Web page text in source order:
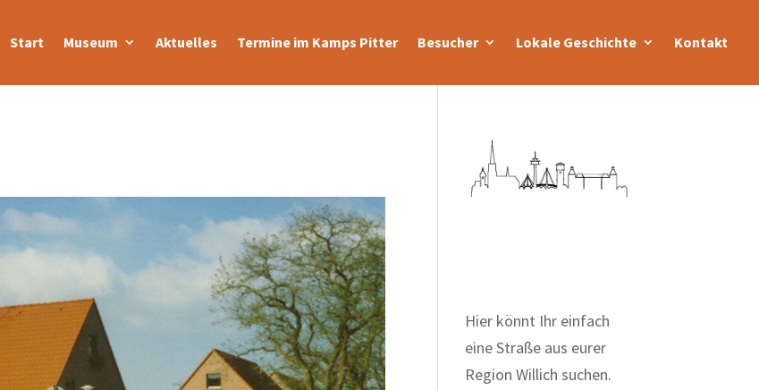
Start Museum Aktuelles Termine im Kamps Pitter Besucher Lokale Geschichte Kontakt
Hier könnt Ihr einfach
eine Straße aus eurer
Region Willich suchen.